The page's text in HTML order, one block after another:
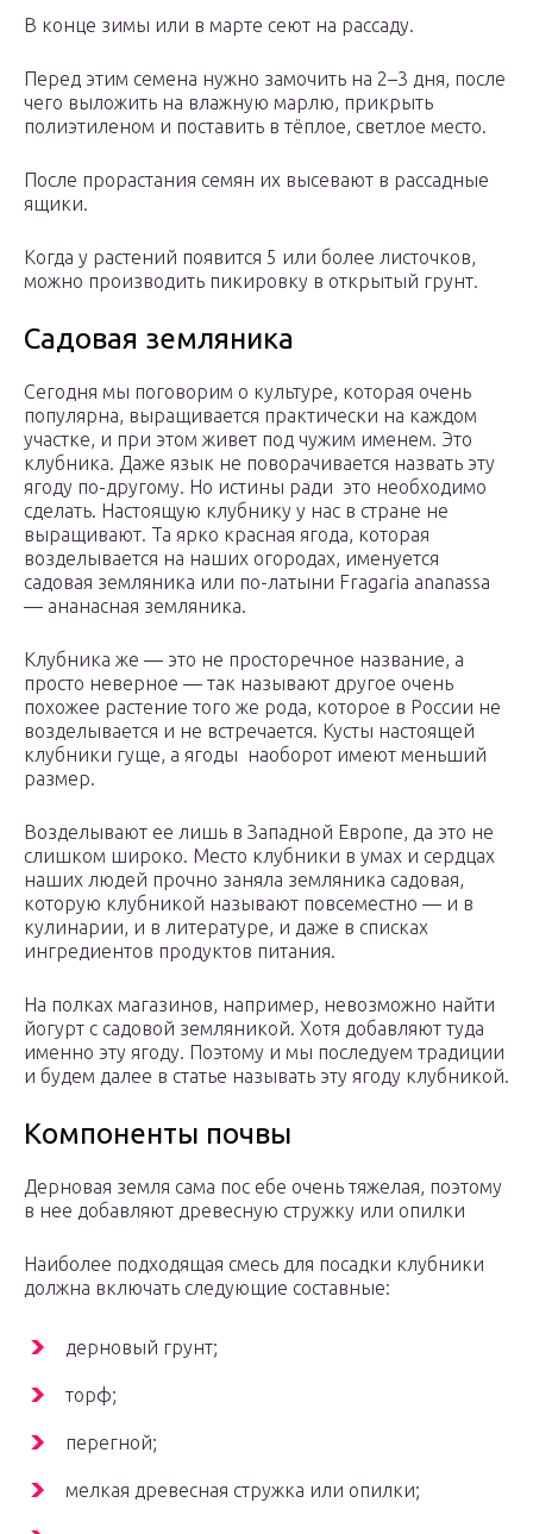
В конце зимы или в марте сеют на рассаду.
Перед этим семена нужно замочить на 2–3 дня, после
чего выложить на влажную марлю, прикрыть
полиэтиленом и поставить в тёплое, светлое место.
После прорастания семян их высевают в рассадные
ящики.
Когда у растений появится 5 или более листочков,
можно производить пикировку в открытый грунт.
Садовая земляника
Сегодня мы поговорим о культуре, которая очень
популярна, выращивается практически на каждом
участке, и при этом живет под чужим именем. Это
клубника. Даже язык не поворачивается назвать эту
ягоду по-другому. Но истины ради это необходимо
сделать. Настоящую клубнику у нас в стране не
выращивают. Та ярко красная ягода, которая
возделывается на наших огородах, именуется
садовая земляника или по-латыни Fragaria ananassa
— ананасная земляника.
Клубника же — это не просторечное название, а
просто неверное — так называют другое очень
похожее растение того же рода, которое в России не
возделывается и не встречается. Кусты настоящей
клубники гуще, а ягоды наоборот имеют меньший
размер.
Возделывают ее лишь в Западной Европе, да это не
слишком широко. Место клубники в умах и сердцах
наших людей прочно заняла земляника садовая,
которую клубникой называют повсеместно — и в
кулинарии, и в литературе, и даже в списках
ингредиентов продуктов питания.
На полках магазинов, например, невозможно найти
йогурт с садовой земляникой. Хотя добавляют туда
именно эту ягоду. Поэтому и мы последуем традиции
и будем далее в статье называть эту ягоду клубникой.
Компоненты почвы
Дерновая земля сама пос ебе очень тяжелая, поэтому
в нее добавляют древесную стружку или опилки
Наиболее подходящая смесь для посадки клубники
должна включать следующие составные:
дерновый грунт;
торф;
перегной;
мелкая древесная стружка или опилки;